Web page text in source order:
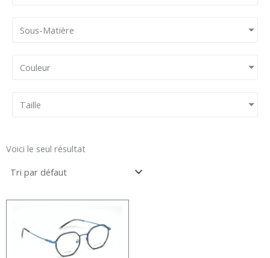
Sous-Matière
Couleur
Taille
Voici le seul résultat